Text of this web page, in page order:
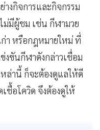
งกิจการและกิจกรรม
ม่มีผู้ชม เช่น กีฬามวย
า หรือกฎหมายใหม่ ที่
งขันกีฬาดังกล่าวเชื่อม
ล่านี้ ก็จะต้องดูแลให้ดี
ชื้อโควิด จึงต้องดูให้